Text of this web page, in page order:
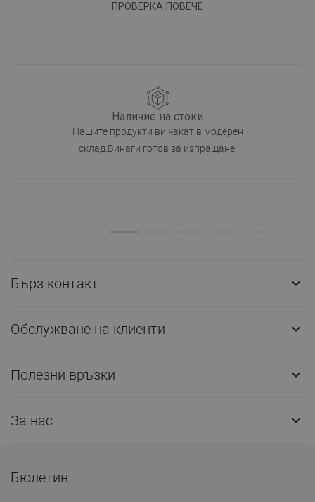
ПРОВЕРКА ПОВЕЧЕ
Наличие на стоки
Нашите продукти ви чакат в модерен
склад.Винаги готов за изпращане!
Бърз контакт 
Обслужване на клиенти 
Полезни връзки 
За нас 
Бюлетин